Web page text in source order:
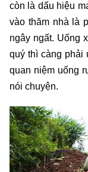
còn là dấu hiệu
vào thăm nhà là
ngây ngất. Uống
quý thì càng phải
quan niệm uống
nói chuyện.